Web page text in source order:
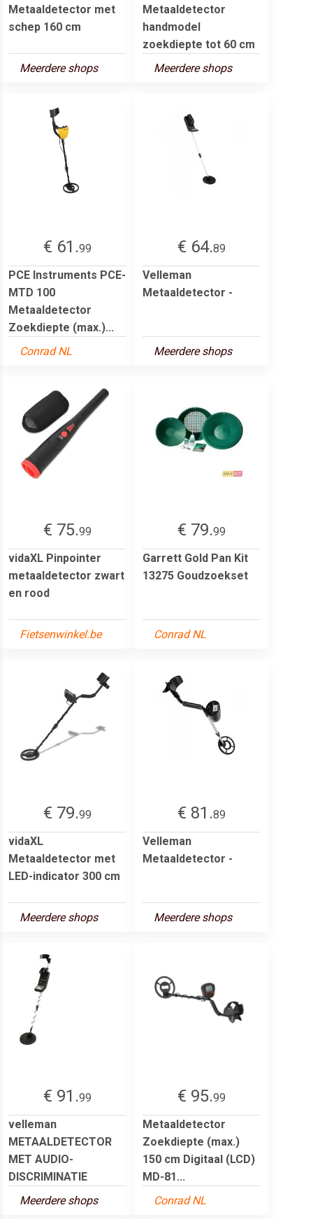
Metaaldetector met
schep 160 cm
Meerdere shops
Metaaldetector
handmodel
zoekdiepte tot 60 cm
Meerdere shops
€ 61.99
PCE Instruments PCE-
MTD 100
Metaaldetector
Zoekdiepte (max.)...
Conrad NL
€ 64.89
Velleman
Metaaldetector -
Meerdere shops
€ 75.99
vidaXL Pinpointer
metaaldetector zwart
en rood
Fietsenwinkel.be
€ 79.99
Garrett Gold Pan Kit
13275 Goudzoekset
Conrad NL
€ 79.99
vidaXL
Metaaldetector met
LED-indicator 300 cm
Meerdere shops
€ 81.89
Velleman
Metaaldetector -
Meerdere shops
€ 91.99
velleman
METAALDETECTOR
MET AUDIO-
DISCRIMINATIE
Meerdere shops
€ 95.99
Metaaldetector
Zoekdiepte (max.)
150 cm Digitaal (LCD)
MD-81...
Conrad NL